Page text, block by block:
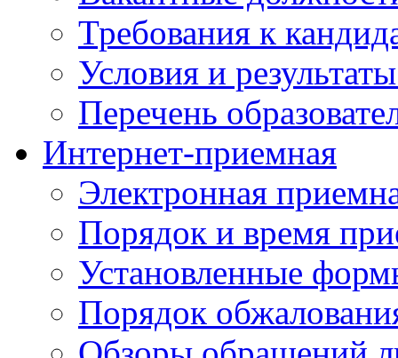
Требования к
Условия и
Перечень
Интернет-приемная
Электронная
Порядок и время
Установленные
Порядок